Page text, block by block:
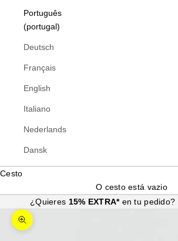
Português
(portugal)
Deutsch
Français
English
Italiano
Nederlands
Dansk
Cesto
O cesto está vazio
¿Quieres 15% EXTRA* en tu pedido?
Ampliar